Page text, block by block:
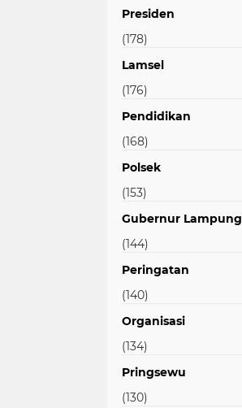
Presiden
(178)
Lamsel
(176)
Pendidikan
(168)
Polsek
(153)
Gubernur Lampung
(144)
Peringatan
(140)
Organisasi
(134)
Pringsewu
(130)